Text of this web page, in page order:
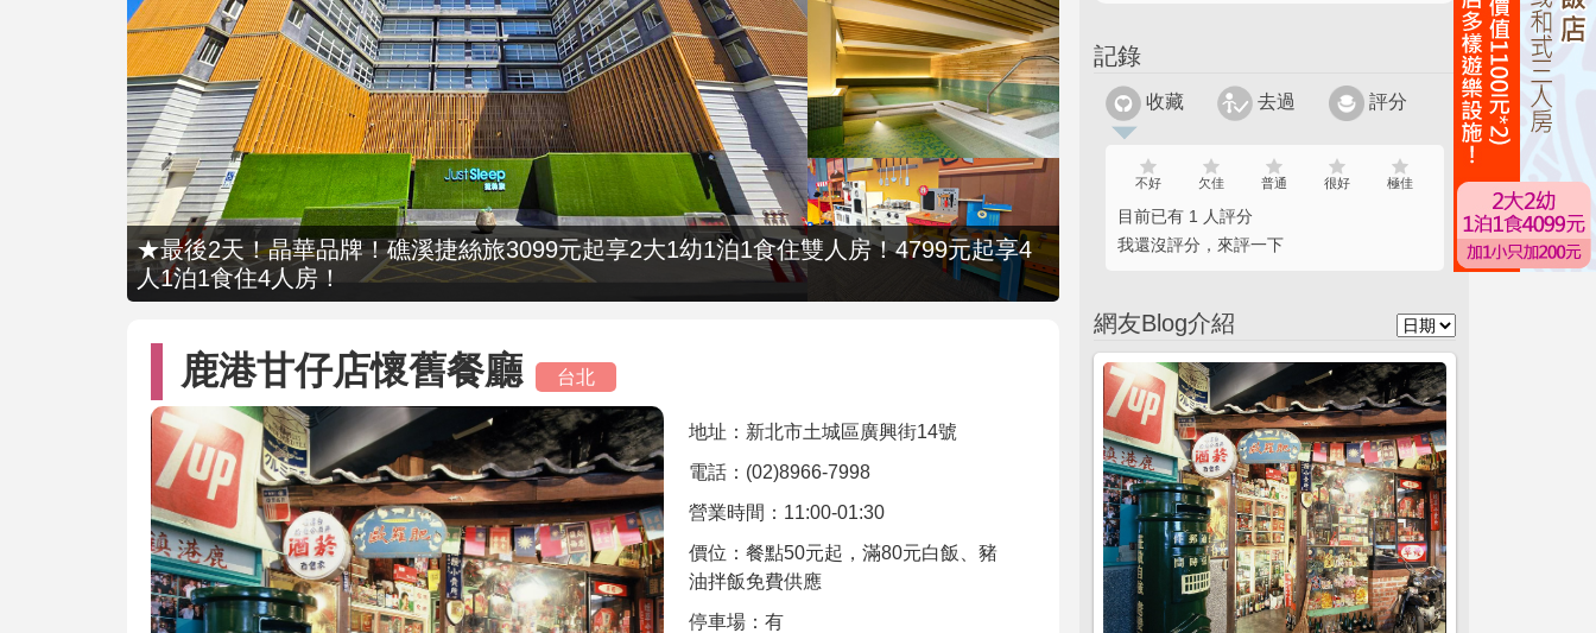
★最後2天！晶華品牌！礁溪捷絲旅3099元起享2大1幼1泊1食住雙人房！4799元起享4
人1泊1食住4人房！
鹿港甘仔店懷舊餐廳 台北
地址：新北市土城區廣興街14號
電話：(02)8966-7998
營業時間：11:00-01:30
價位：餐點50元起，滿80元白飯、豬
油拌飯免費供應
停車場：有
記錄
收藏 去過 評分
不好 欠佳 普通 很好 極佳
目前已有 1 人評分
我還沒評分，來評一下
網友Blog介紹